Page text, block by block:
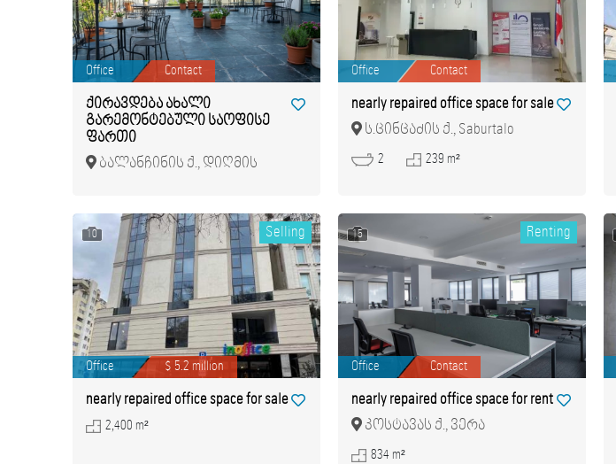
Office Contact
ქირავდება ახალი
გარემონტებული საოფისე
ფართი
ბალანჩინის ქ., დიღმის
Office Contact
nearly repaired office space for sale
ს.ცინცაძის ქ., Saburtalo
2 239 m²
10 Selling
Office $ 5.2 million
nearly repaired office space for sale
2,400 m²
15 Renting
Office Contact
nearly repaired office space for rent
კოსტავას ქ., ვერა
834 m²